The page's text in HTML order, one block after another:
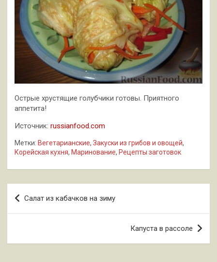
Острые хрустящие голубчики готовы. Приятного
аппетита!
Источник: russianfood.com
Метки: Вегетарианские, Закуски из грибов и овощей,
Корейская кухня, Маринование, Рецепты заготовок
Навигация
по
Салат из кабачков на зиму
Капуста в рассоле